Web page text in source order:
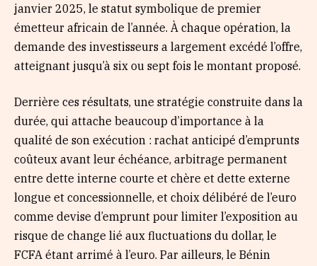
janvier 2025, le statut symbolique de premier
émetteur africain de l’année. À chaque opération, la
demande des investisseurs a largement excédé l’offre,
atteignant jusqu’à six ou sept fois le montant proposé.
Derrière ces résultats, une stratégie construite dans la
durée, qui attache beaucoup d’importance à la
qualité de son exécution : rachat anticipé d’emprunts
coûteux avant leur échéance, arbitrage permanent
entre dette interne courte et chère et dette externe
longue et concessionnelle, et choix délibéré de l’euro
comme devise d’emprunt pour limiter l’exposition au
risque de change lié aux fluctuations du dollar, le
FCFA étant arrimé à l’euro. Par ailleurs, le Bénin